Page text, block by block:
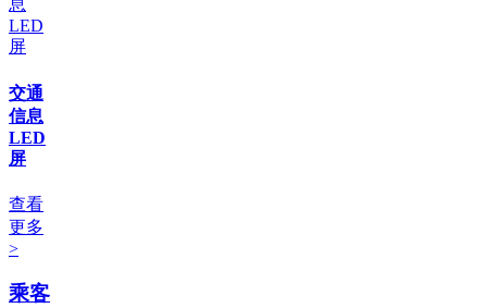
交通
信息
LED
屏
查看
更多
>
乘客